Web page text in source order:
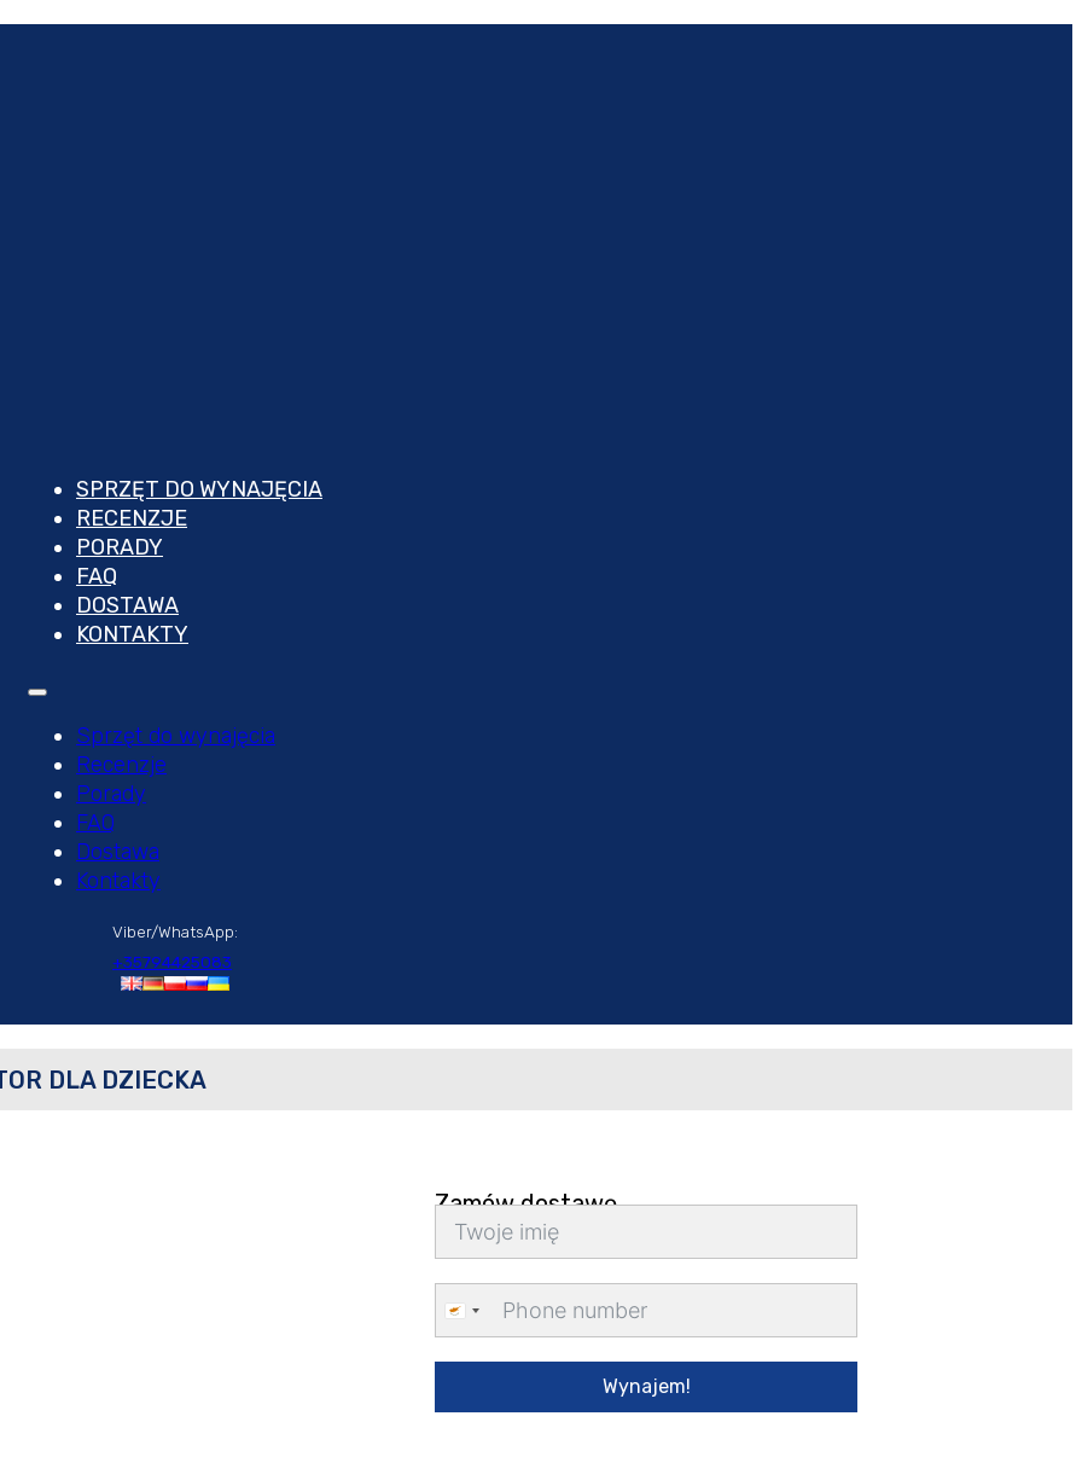
SPRZĘT DO WYNAJĘCIA
RECENZJE
PORADY
FAQ
DOSTAWA
KONTAKTY
Sprzęt do wynajęcia
Recenzje
Porady
FAQ
Dostawa
Kontakty
Viber/WhatsApp:
+35794425083
DLA DZIECKA
Zamów dostawę
Cyprus
Wynajem!